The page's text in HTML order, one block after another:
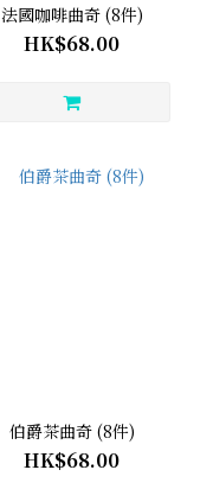
法國咖啡曲奇 (8件)
HK$68.00
伯爵茶曲奇 (8件)
HK$68.00